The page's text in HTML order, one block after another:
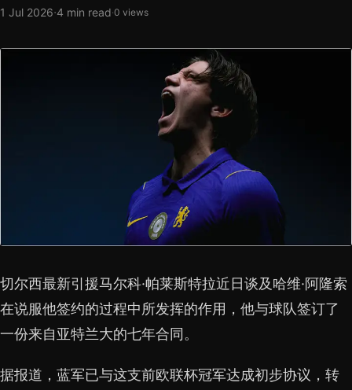
1 Jul 2026·4 min read·0 views
切尔西最新引援马尔科·帕莱斯特拉近日谈及哈维·阿隆索
在说服他签约的过程中所发挥的作用，他与球队签订了
一份来自亚特兰大的七年合同。
据报道，蓝军已与这支前欧联杯冠军达成初步协议，转